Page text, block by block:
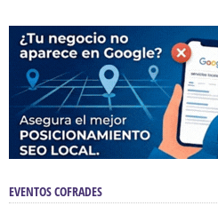
EVENTOS COFRADES